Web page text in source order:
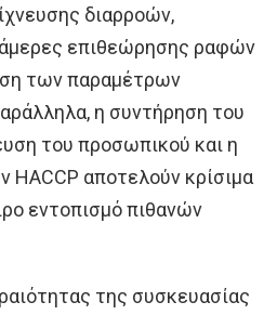
διαρροών,
επιθεώρησης ραφών
των παραμέτρων
η συντήρηση του
του προσωπικού και η
αποτελούν κρίσιμα
εντοπισμό πιθανών
της συσκευασίας